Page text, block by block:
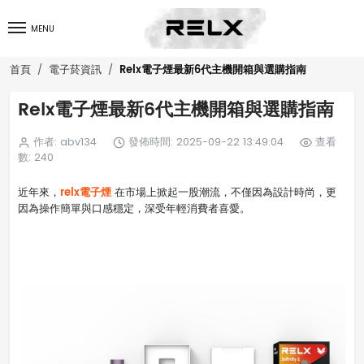
MENU
首頁 電子菸資訊 Relx電子煙最新6代主機開箱與選購指南
Relx電子煙最新6代主機開箱與選購指南
作者: abv134 發佈時間: 2025-09-22 13:49:04
查看
數: 240
近年來， relx電子煙 在市場上掀起一股潮流，不僅因為設計時尚，更
因為操作簡單與口感穩定，深受年輕消費者喜愛。